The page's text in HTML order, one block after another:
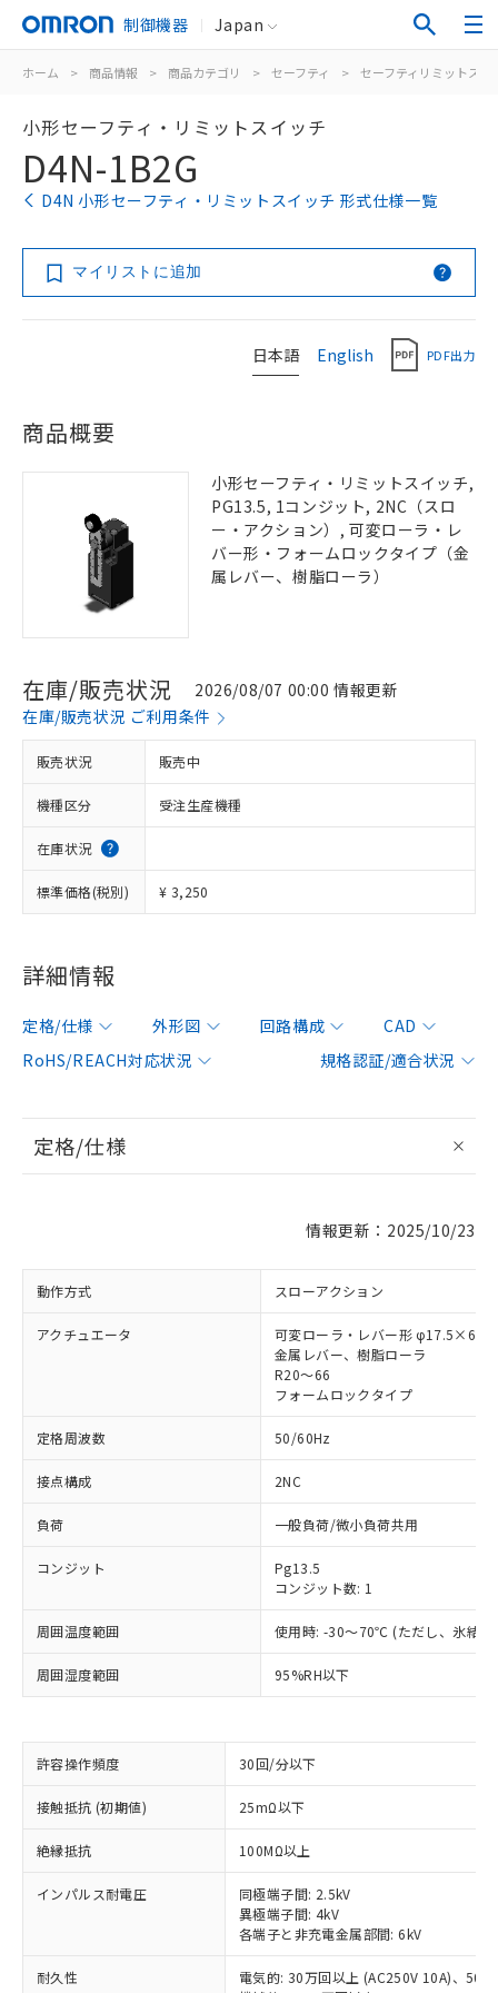
制御機器 Japan
ホーム > 商品情報 > 商品カテゴリ > セーフティ > セーフティリミットスイ
小形セーフティ・リミットスイッチ
D4N-1B2G
D4N 小形セーフティ・リミットスイッチ 形式仕様一覧
マイリストに追加
日本語 English PDF出力
商品概要
小形セーフティ・リミットスイッチ,
PG13.5, 1コンジット, 2NC（スロ
ー・アクション）, 可変ローラ・レ
バー形・フォームロックタイプ（金
属レバー、樹脂ローラ）
在庫/販売状況
2026/08/07 00:00 情報更新
在庫/販売状況 ご利用条件
販売状況 販売中
機種区分 受注生産機種
在庫状況
標準価格(税別) ¥ 3,250
詳細情報
定格/仕様 外形図 回路構成
CAD
RoHS/REACH対応状況
規格認証/適合状況
定格/仕様
情報更新：2025/10/23
動作方式 スローアクション
アクチュエータ
可変ローラ・レバー形 φ17.5×6.8
金属レバー、樹脂ローラ
R20～66
フォームロックタイプ
定格周波数 50/60Hz
接点構成 2NC
負荷 一般負荷/微小負荷共用
コンジット
Pg13.5
コンジット数: 1
周囲温度範囲 使用時: -30～70℃ (ただし、氷結し
周囲湿度範囲 95%RH以下
許容操作頻度 30回/分以下
接触抵抗 (初期値) 25mΩ以下
絶縁抵抗 100MΩ以上
インパルス耐電圧
同極端子間: 2.5kV
異極端子間: 4kV
各端子と非充電金属部間: 6kV
耐久性
電気的: 30万回以上 (AC250V 10A)、50
対応済み：EU RoHS指令（10物質）の
非含有に対応した製品が提供可能な商品で
対応予定：EU RoHS指令（10物質）の非含
有に対応した製品に切り替える予定のある
対応予定なし：EU RoHS指令（10物質）の